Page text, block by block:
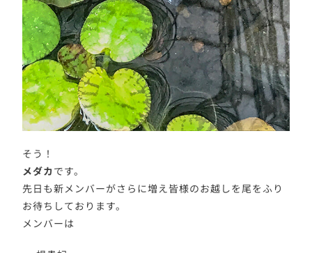
そう！
メダカ です。
先日も新メンバーがさらに増え皆様のお越しを尾をふり
お待ちしております。
メンバーは